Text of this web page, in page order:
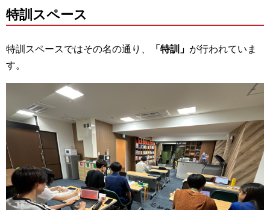
特訓スペース
特訓スペースではその名の通り、 「特訓」 が行われていま
す。